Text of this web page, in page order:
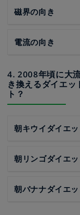
磁界の向き
電流の向き
4. 2008年頃に大
き換えるダイエ
ト？
朝キウイダイエッ
朝リンゴダイエッ
朝バナナダイエッ